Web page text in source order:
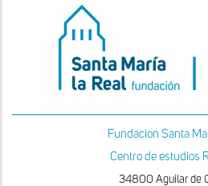
Fundacion Santa
Centro de estudios
34800 Aguilar de